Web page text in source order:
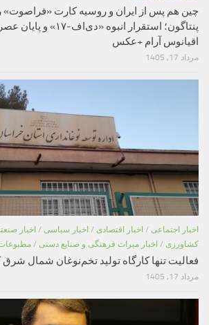
چین هم پس از ایران و روسیه کارت «فراصوت»
پنتاگون؛ استقرار انبوه
اقیانوس آرام +عکس
مرداد 17, 1405
اخبار اجتماعی / اخبار اقتصادی / اخبار سیاسی / اخبار
کشاورزی / اخبار میراث فرهنگی و صنایع دستی /
فعالیت تنها کارگاه تولید تخم‌نوغان شمال
مرداد 17, 1405